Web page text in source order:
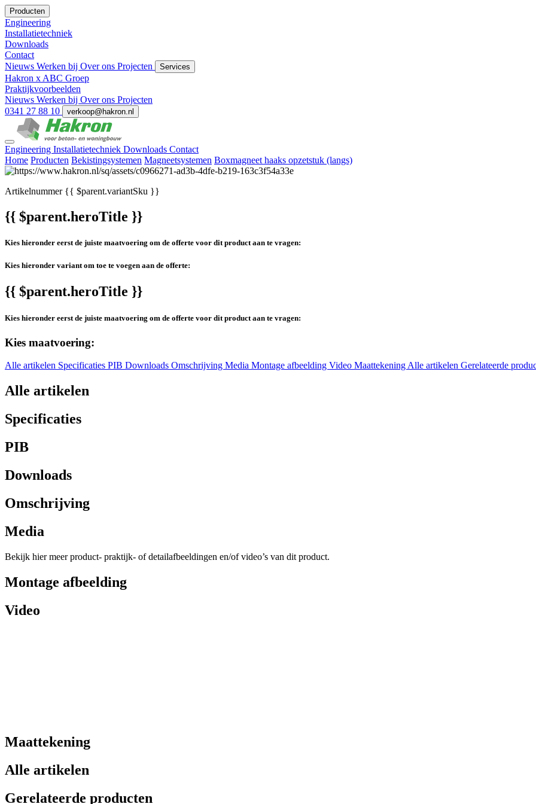
Producten
Engineering
Installatietechniek
Downloads
Contact
Nieuws Werken bij Over ons Projecten Services
Hakron x ABC Groep
Praktijkvoorbeelden
Nieuws Werken bij Over ons Projecten
0341 27 88 10
verkoop@hakron.nl
Engineering Installatietechniek Downloads Contact
Home Producten Bekistingsystemen Magneetsystemen Boxmagneet haaks opzetstuk (langs)
Artikelnummer{{ $parent.variantSku }}
{{ $parent.heroTitle }}
Kies hieronder eerst de juiste maatvoering om de offerte voor dit product aan te vragen:
Kies hieronder variant om toe te voegen aan de offerte:
{{ $parent.heroTitle }}
Kies hieronder eerst de juiste maatvoering om de offerte voor dit product aan te vragen:
Kies maatvoering:
Alle artikelen Specificaties PIB Downloads Omschrijving Media Montage afbeelding Video MaattekeningAlle artikelen Gerelateerde
Alle artikelen
Specificaties
PIB
Downloads
Omschrijving
Media
Bekijk hier meer product- praktijk- of detailafbeeldingen en/of video’s van dit product.
Montage afbeelding
Video
Maattekening
Alle artikelen
Gerelateerde producten